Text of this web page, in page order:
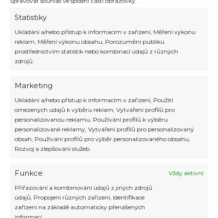
Statistiky
Ukládání a/nebo přístup k informacím v zařízení, Měření výkonu
reklam, Měření výkonu obsahu, Porozumění publiku
prostřednictvím statistik nebo kombinací údajů z různých
zdrojů.
Marketing
Ukládání a/nebo přístup k informacím v zařízení, Použití
omezených údajů k výběru reklam, Vytváření profilů pro
personalizovanou reklamu, Používání profilů k výběru
personalizované reklamy, Vytváření profilů pro personalizovaný
obsah, Používání profilů pro výběr personalizovaného obsahu,
Rozvoj a zlepšování služeb.
Funkce
Vždy aktivní
Přiřazování a kombinování údajů z jiných zdrojů
údajů, Propojení různých zařízení, Identifikace
zařízení na základě automaticky přenášených
informací.
Sigiriya
Sigiriya nabízí mnoho možností pro
dobrodruhy. Navštivte
UNESCO, nebo se vydejte do lesní rezervace
Ritigala a prozkoumejte ji s přírodovědcem.
Další atrakcí jevýstup na horu Ritigala a
návštěva skalní pevnosti Sigiriya, rovněž
zapsané na seznamu UNESCO. Pro milovníky
historie je tu středověké město Polonnaruwa.
Wilpattu
Wilpattu je ideální destinací
pro milovníky
Zde můžete zažít autentické
safari a hledat nepolapitelné leopardy,
lenochody, divoké slony a mnoho dalších
vzrušujících zvířat. Ranní a odpolední půldenní